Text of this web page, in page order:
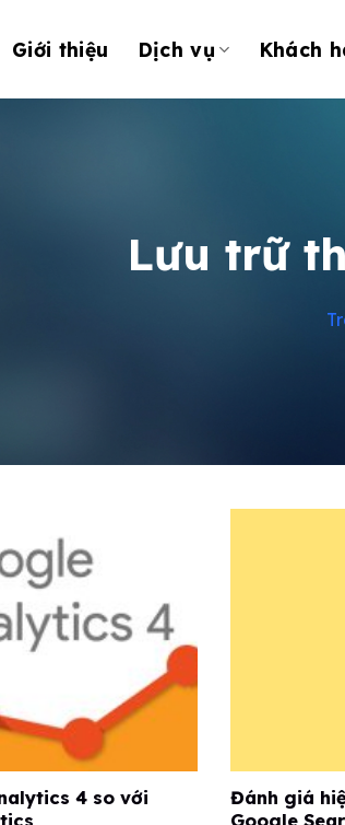
Giới thiệu Dịch vụ Khách
Lưu trữ
4 so với
Đánh giá